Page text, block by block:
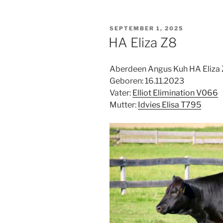
VERÖFFENTLICHT
AM
SEPTEMBER 1, 2025
HA Eliza Z8
Aberdeen Angus Kuh HA Eliza
Geboren: 16.11.2023
Vater: Elliot Elimination V066
Mutter: Idvies Elisa T795